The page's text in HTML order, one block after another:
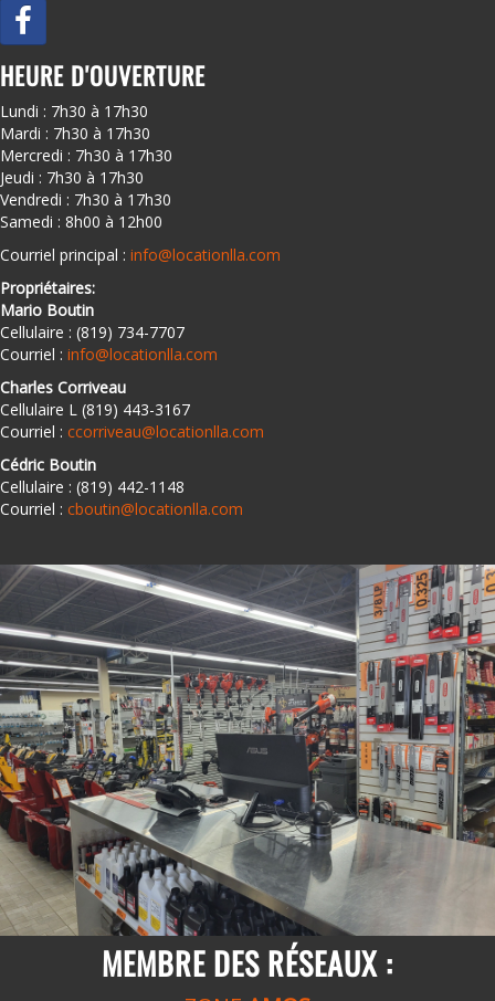
HEURE D'OUVERTURE
Lundi : 7h30 à 17h30
Mardi : 7h30 à 17h30
Mercredi : 7h30 à 17h30
Jeudi : 7h30 à 17h30
Vendredi : 7h30 à 17h30
Samedi : 8h00 à 12h00
Courriel principal : info@locationlla.com
Propriétaires:
Mario Boutin
Cellulaire : (819) 734-7707
Courriel : info@locationlla.com
Charles Corriveau
Cellulaire L (819) 443-3167
Courriel : ccorriveau@locationlla.com
Cédric Boutin
Cellulaire : (819) 442-1148
Courriel : cboutin@locationlla.com
MEMBRE DES RÉSEAUX :